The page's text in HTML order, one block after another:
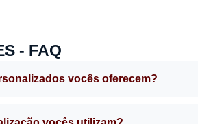
- FAQ
vocês oferecem?